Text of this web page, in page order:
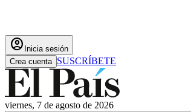
account_circle Inicia sesión
Crea cuenta SUSCRÍBETE
viernes, 7 de agosto de 2026